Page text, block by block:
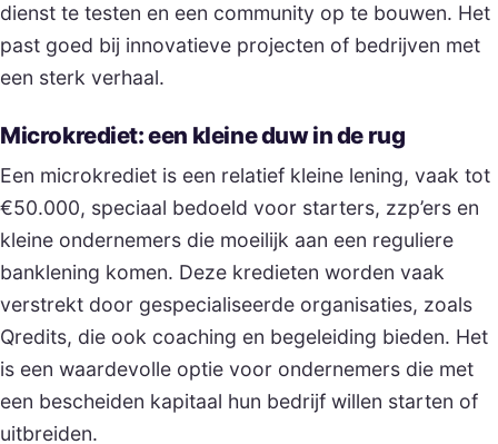
dienst te testen en een community op te bouwen. Het
past goed bij innovatieve projecten of bedrijven met
een sterk verhaal.
Microkrediet: een kleine duw in de rug
Een microkrediet is een relatief kleine lening, vaak tot
€50.000, speciaal bedoeld voor starters, zzp’ers en
kleine ondernemers die moeilijk aan een reguliere
banklening komen. Deze kredieten worden vaak
verstrekt door gespecialiseerde organisaties, zoals
Qredits, die ook coaching en begeleiding bieden. Het
is een waardevolle optie voor ondernemers die met
een bescheiden kapitaal hun bedrijf willen starten of
uitbreiden.